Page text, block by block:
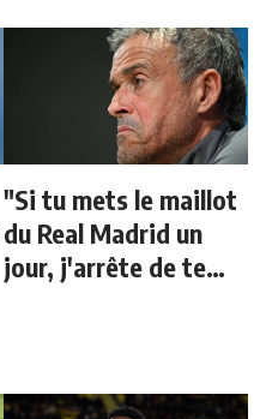
"Si tu mets le maillot
du Real Madrid un
jour, j'arrête de te